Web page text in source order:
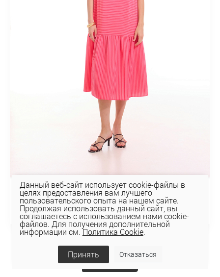
ПЛАТЬЕ 5К-2279
106,76 руб 152,52 руб
Показать ещё
Данный веб-сайт использует cookie-файлы в
целях предоставления вам лучшего
пользовательского опыта на нашем сайте.
Продолжая использовать данный сайт, вы
соглашаетесь с использованием нами cookie-
файлов. Для получения дополнительной
информации см.Политика Cookie.
Принять Отказаться